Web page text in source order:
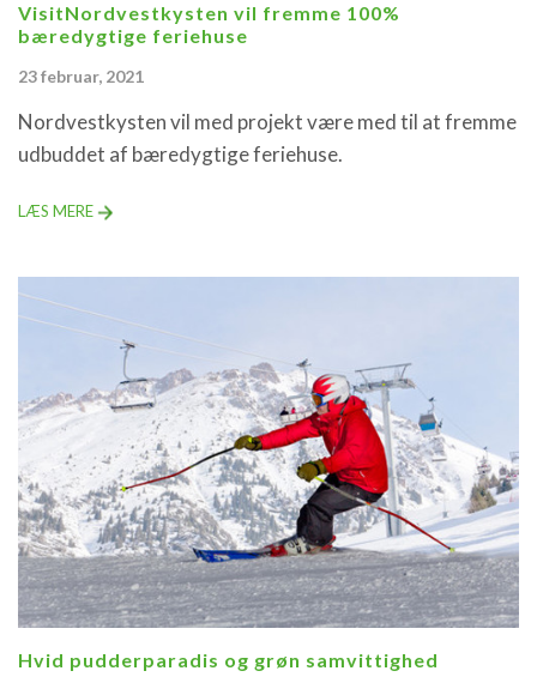
VisitNordvestkysten vil fremme 100%
bæredygtige feriehuse
23 februar, 2021
Nordvestkysten vil med projekt være med til at fremme
udbuddet af bæredygtige feriehuse.
LÆS MERE
Hvid pudderparadis og grøn samvittighed